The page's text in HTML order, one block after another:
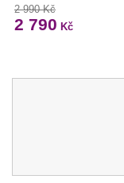
2 990 Kč
2 790 Kč